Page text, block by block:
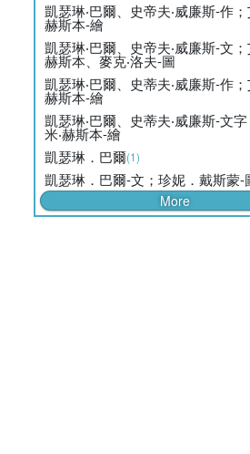
凱瑟琳‧巴爾、史帝夫‧威廉斯-作；
赫斯本-繪
凱瑟琳‧巴爾、史帝夫‧威廉斯-文；
赫斯本、麥克‧洛夫-圖
凱瑟琳‧巴爾、史蒂夫‧威廉斯-作；
赫斯本-繪
凱瑟琳‧巴爾、史蒂夫‧威廉斯-文
米‧赫斯本-繪
凱瑟琳．巴爾(1)
凱瑟琳．巴爾-文；珍妮．戴斯蒙-
More